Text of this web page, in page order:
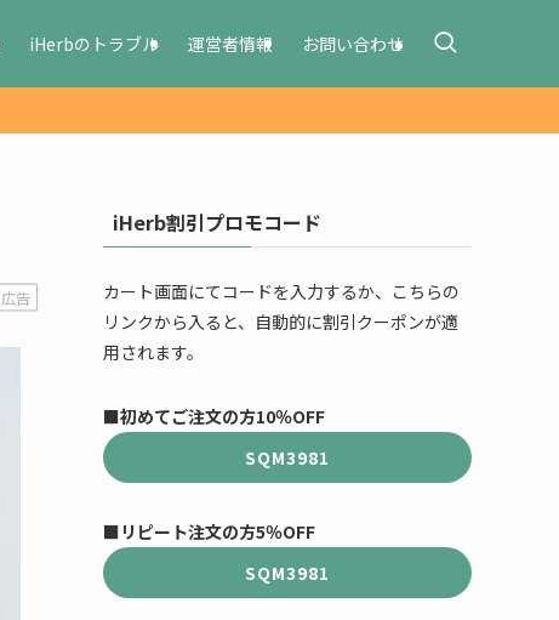
iHerbのトラブル 運営者情報 お問い合わせ
広告
iHerb割引プロモコード
カート画面にてコードを入力するか、こちらの
リンクから入ると、自動的に割引クーポンが適
用されます。
■初めてご注文の方10％OFF
SQM3981
■リピート注文の方5％OFF
SQM3981